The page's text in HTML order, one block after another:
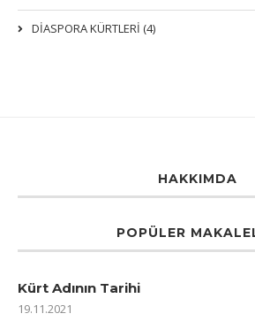
DİASPORA KÜRTLERİ (4)
HAKKIMDA
POPÜLER
Kürt Adının Tarihi
19.11.2021